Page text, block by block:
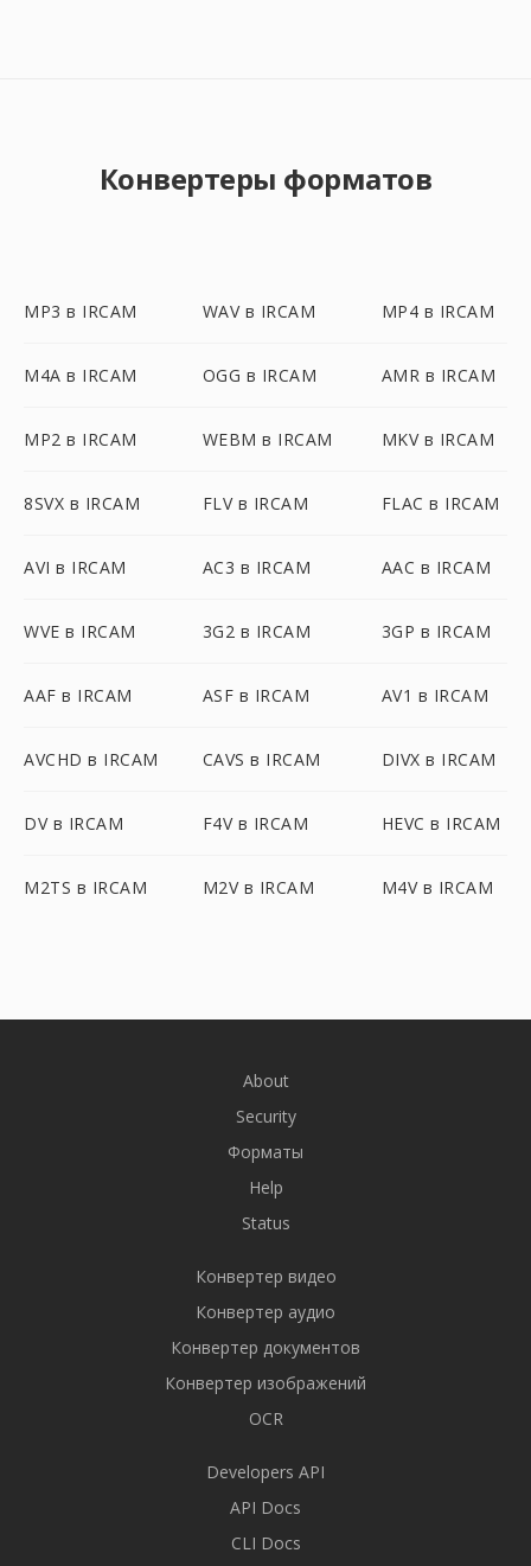
Конвертеры форматов
MP3 в IRCAM WAV в IRCAM MP4 в IRCAM
M4A в IRCAM OGG в IRCAM AMR в IRCAM
MP2 в IRCAM WEBM в IRCAM MKV в IRCAM
8SVX в IRCAM FLV в IRCAM FLAC в IRCAM
AVI в IRCAM AC3 в IRCAM AAC в IRCAM
WVE в IRCAM 3G2 в IRCAM 3GP в IRCAM
AAF в IRCAM ASF в IRCAM AV1 в IRCAM
AVCHD в IRCAM CAVS в IRCAM DIVX в IRCAM
DV в IRCAM F4V в IRCAM HEVC в IRCAM
M2TS в IRCAM M2V в IRCAM M4V в IRCAM
About
Security
Форматы
Help
Status
Конвертер видео
Конвертер аудио
Конвертер документов
Конвертер изображений
OCR
Developers API
API Docs
CLI Docs